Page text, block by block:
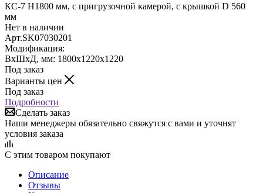
КС-7 H1800 мм, с пригрузочной камерой, с крышкой D 560
мм
Нет в наличии
Арт.SK07030201
Модификация:
ВхШхД, мм: 1800х1220х1220
Под заказ
Варианты цен
Под заказ
Подробности
Сделать заказ
Наши менеджеры обязательно свяжутся с вами и уточнят
условия заказа
С этим товаром покупают
Описание
Отзывы